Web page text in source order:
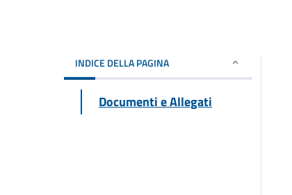
INDICE DELLA PAGINA
Documenti e Allegati